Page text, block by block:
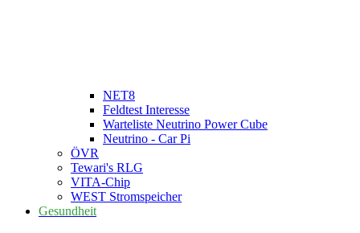
NET8
Feldtest Interesse
Warteliste Neutrino Power Cube
Neutrino - Car Pi
ÖVR
Tewari's RLG
VITA-Chip
WEST Stromspeicher
Gesundheit